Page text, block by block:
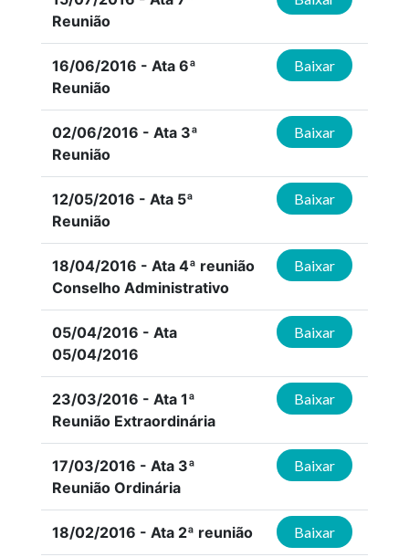
Reunião
16/06/2016 - Ata 6ª
Reunião
Baixar
02/06/2016 - Ata 3ª
Reunião
Baixar
12/05/2016 - Ata 5ª
Reunião
Baixar
18/04/2016 - Ata 4ª reunião
Conselho Administrativo
Baixar
05/04/2016 - Ata
05/04/2016
Baixar
23/03/2016 - Ata 1ª
Reunião Extraordinária
Baixar
17/03/2016 - Ata 3ª
Reunião Ordinária
Baixar
18/02/2016 - Ata 2ª reunião Baixar